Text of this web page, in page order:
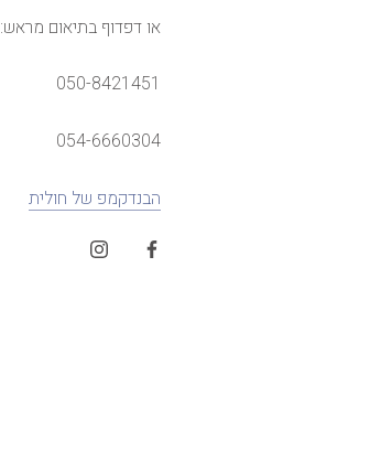
או דפדוף בתיאום מראש:
050-8421451
054-6660304
הבנדקמפ של חולית